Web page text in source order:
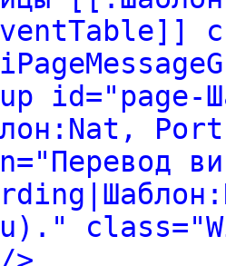
id="page-